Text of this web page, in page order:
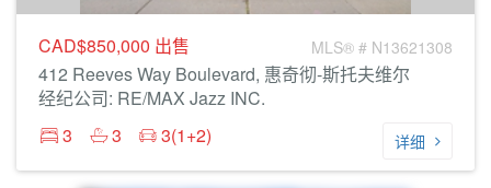
CAD$850,000 出售 MLS® # N13621308
412 Reeves Way Boulevard, 惠奇彻-斯托夫维尔
经纪公司: RE/MAX Jazz INC.
3
3 3(1+2) 详细